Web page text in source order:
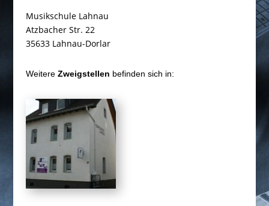
Musikschule Lahnau
Atzbacher Str. 22
35633 Lahnau-Dorlar
WeitereZweigstellen befinden sich in: